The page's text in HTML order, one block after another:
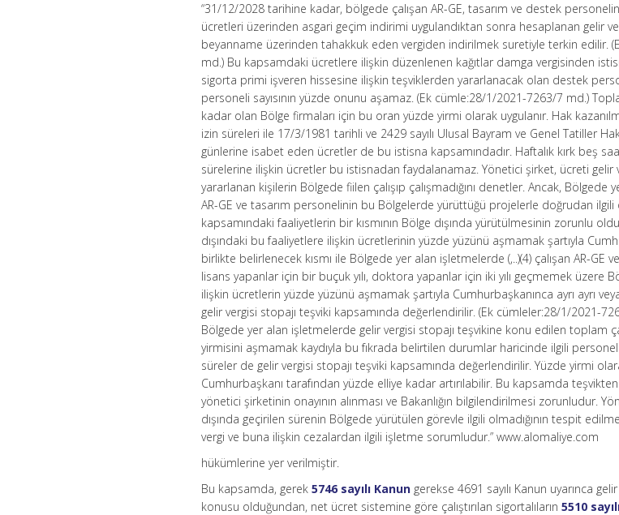
“31/12/2028 tarihine kadar, bölgede çalışan AR-GE, tasarım ve destek
ücretleri üzerinden asgari geçim indirimi uygulandıktan sonra hesaplanan gelir
beyanname üzerinden tahakkuk eden vergiden indirilmek suretiyle terkin edilir.
md.) Bu kapsamdaki ücretlere ilişkin düzenlenen kağıtlar damga vergisinden
sigorta primi işveren hissesine ilişkin teşviklerden yararlanacak olan destek
personeli sayısının yüzde onunu aşamaz. (Ek cümle:28/1/2021-7263/7 md.)
kadar olan Bölge firmaları için bu oran yüzde yirmi olarak uygulanır. Hak
izin süreleri ile 17/3/1981 tarihli ve 2429 sayılı Ulusal Bayram ve Genel Tatiller
günlerine isabet eden ücretler de bu istisna kapsamındadır. Haftalık kırk beş
sürelerine ilişkin ücretler bu istisnadan faydalanamaz. Yönetici şirket, ücreti gelir
yararlanan kişilerin Bölgede fiilen çalışıp çalışmadığını denetler. Ancak, Bölgede
AR-GE ve tasarım personelinin bu Bölgelerde yürüttüğü projelerle doğrudan ilgili
kapsamındaki faaliyetlerin bir kısmının Bölge dışında yürütülmesinin zorunlu
dışındaki bu faaliyetlere ilişkin ücretlerinin yüzde yüzünü aşmamak şartıyla
birlikte belirlenecek kısmı ile Bölgede yer alan işletmelerde (,..)(4) çalışan AR-GE
lisans yapanlar için bir buçuk yılı, doktora yapanlar için iki yılı geçmemek üzere
ilişkin ücretlerin yüzde yüzünü aşmamak şartıyla Cumhurbaşkanınca ayrı ayrı
gelir vergisi stopajı teşviki kapsamında değerlendirilir. (Ek cümleler:28/1/2021-
Bölgede yer alan işletmelerde gelir vergisi stopajı teşvikine konu edilen toplam
yirmisini aşmamak kaydıyla bu fıkrada belirtilen durumlar haricinde ilgili
süreler de gelir vergisi stopajı teşviki kapsamında değerlendirilir. Yüzde yirmi
Cumhurbaşkanı tarafından yüzde elliye kadar artırılabilir. Bu kapsamda
yönetici şirketinin onayının alınması ve Bakanlığın bilgilendirilmesi zorunludur.
dışında geçirilen sürenin Bölgede yürütülen görevle ilgili olmadığının tespit
vergi ve buna ilişkin cezalardan ilgili işletme sorumludur.” www.alomaliye.com
hükümlerine yer verilmiştir.
Bu kapsamda, gerek5746 sayılı Kanun gerekse 4691 sayılı Kanun uyarınca
konusu olduğundan, net ücret sistemine göre çalıştırılan sigortalıların5510